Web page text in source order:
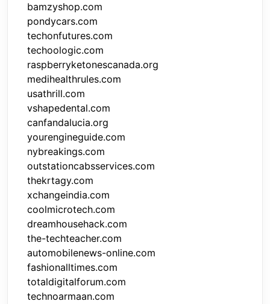
bamzyshop.com
pondycars.com
techonfutures.com
techoologic.com
raspberryketonescanada.org
medihealthrules.com
usathrill.com
vshapedental.com
canfandalucia.org
yourengineguide.com
nybreakings.com
outstationcabsservices.com
thekrtagy.com
xchangeindia.com
coolmicrotech.com
dreamhousehack.com
the-techteacher.com
automobilenews-online.com
fashionalltimes.com
totaldigitalforum.com
technoarmaan.com